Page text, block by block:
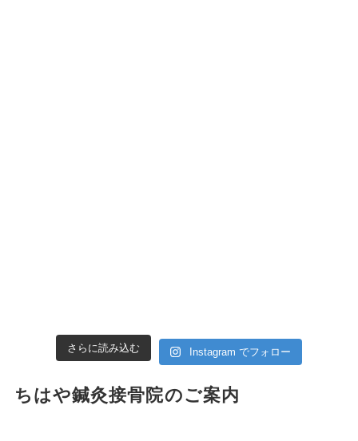
さらに読み込む Instagram でフォロー
ちはや鍼灸接骨院のご案内